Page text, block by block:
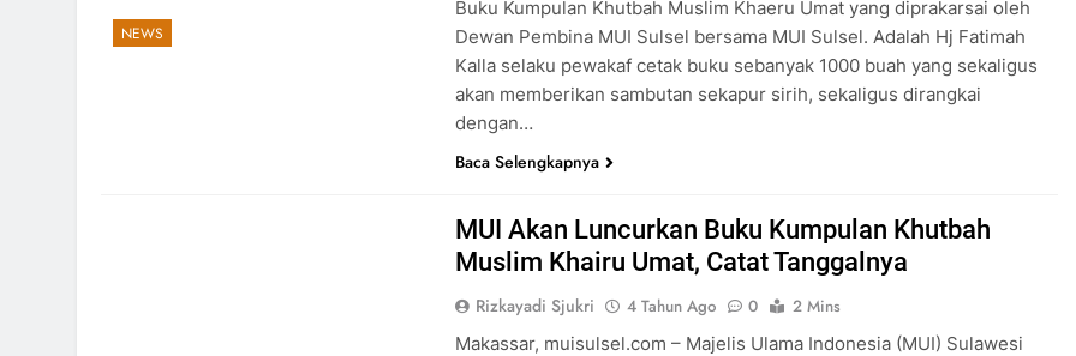
NEWS
Buku Kumpulan Khutbah Muslim Khaeru Umat yang diprakarsai oleh
Dewan Pembina MUI Sulsel bersama MUI Sulsel. Adalah Hj Fatimah
Kalla selaku pewakaf cetak buku sebanyak 1000 buah yang sekaligus
akan memberikan sambutan sekapur sirih, sekaligus dirangkai
dengan…
Baca Selengkapnya
MUI Akan Luncurkan Buku Kumpulan Khutbah
Muslim Khairu Umat, Catat Tanggalnya
Rizkayadi Sjukri 4 Tahun Ago 0
2 Mins
Makassar, muisulsel.com – Majelis Ulama Indonesia (MUI) Sulawesi